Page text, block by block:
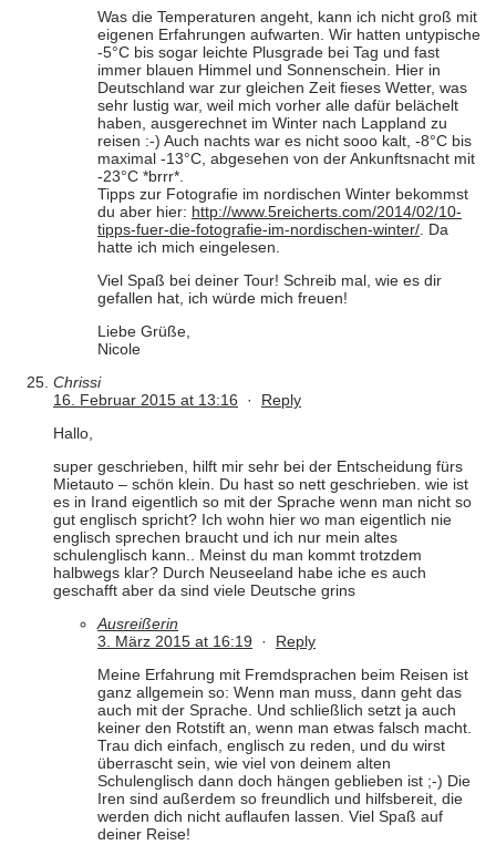
Was die Temperaturen angeht, kann ich nicht groß mit
eigenen Erfahrungen aufwarten. Wir hatten untypische
-5°C bis sogar leichte Plusgrade bei Tag und fast
immer blauen Himmel und Sonnenschein. Hier in
Deutschland war zur gleichen Zeit fieses Wetter, was
sehr lustig war, weil mich vorher alle dafür belächelt
haben, ausgerechnet im Winter nach Lappland zu
reisen :-) Auch nachts war es nicht sooo kalt, -8°C bis
maximal -13°C, abgesehen von der Ankunftsnacht mit
-23°C *brrr*.
Tipps zur Fotografie im nordischen Winter bekommst
du aber hier: http://www.5reicherts.com/2014/02/10-
tipps-fuer-die-fotografie-im-nordischen-winter/. Da
hatte ich mich eingelesen.
Viel Spaß bei deiner Tour! Schreib mal, wie es dir
gefallen hat, ich würde mich freuen!
Liebe Grüße,
Nicole
Chrissi
16. Februar 2015 at 13:16 · Reply
Hallo,
super geschrieben, hilft mir sehr bei der Entscheidung fürs
Mietauto – schön klein. Du hast so nett geschrieben. wie ist
es in Irand eigentlich so mit der Sprache wenn man nicht so
gut englisch spricht? Ich wohn hier wo man eigentlich nie
englisch sprechen braucht und ich nur mein altes
schulenglisch kann.. Meinst du man kommt trotzdem
halbwegs klar? Durch Neuseeland habe iche es auch
geschafft aber da sind viele Deutsche grins
Ausreißerin
3. März 2015 at 16:19 · Reply
Meine Erfahrung mit Fremdsprachen beim Reisen ist
ganz allgemein so: Wenn man muss, dann geht das
auch mit der Sprache. Und schließlich setzt ja auch
keiner den Rotstift an, wenn man etwas falsch macht.
Trau dich einfach, englisch zu reden, und du wirst
überrascht sein, wie viel von deinem alten
Schulenglisch dann doch hängen geblieben ist ;-) Die
Iren sind außerdem so freundlich und hilfsbereit, die
werden dich nicht auflaufen lassen. Viel Spaß auf
deiner Reise!